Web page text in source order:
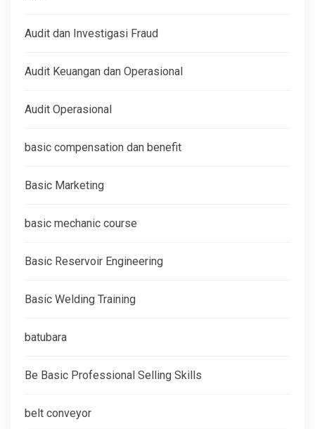
Audit dan Investigasi Fraud
Audit Keuangan dan Operasional
Audit Operasional
basic compensation dan benefit
Basic Marketing
basic mechanic course
Basic Reservoir Engineering
Basic Welding Training
batubara
Be Basic Professional Selling Skills
belt conveyor